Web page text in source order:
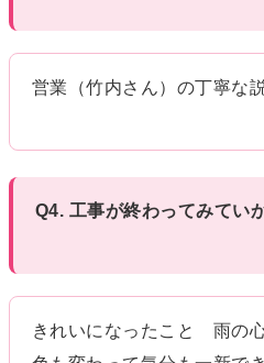
営業（竹内さん）の丁寧な
Q4. 工事が終わってみてい
きれいになったこと 雨の